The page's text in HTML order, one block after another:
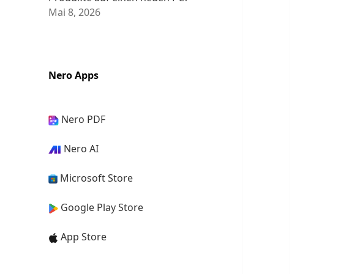
Mai 8, 2026
Nero Apps
Nero PDF
Nero AI
Microsoft Store
Google Play Store
App Store